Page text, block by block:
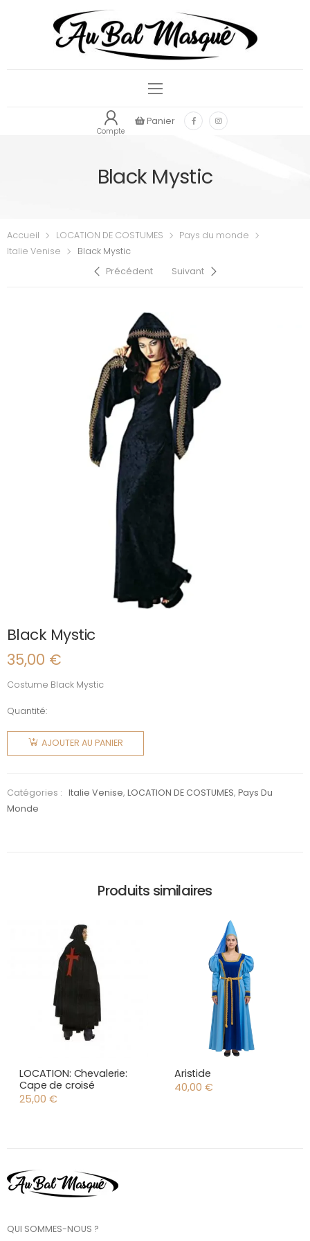
Compte
Panier
Black Mystic
Accueil LOCATION DE COSTUMES
Pays du monde
Italie Venise
Black Mystic
Précédent
Suivant
Black Mystic
35,00 €
Costume Black Mystic
Quantité:
quantité
de Black
Mystic
AJOUTER AU PANIER
Catégories : Italie Venise,LOCATION DE COSTUMES,Pays Du
Monde
Produits similaires
LOCATION: Chevalerie:
Cape de croisé
25,00 €
Aristide
40,00 €
QUI SOMMES-NOUS ?